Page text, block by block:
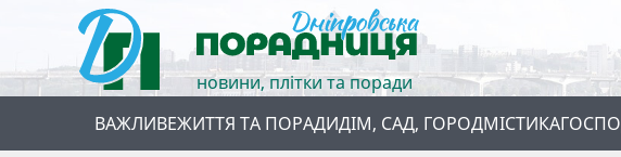
новини, плітки та поради
ВАЖЛИВЕЖИТТЯ ТА ПОРАДИДІМ, САД, ГОРОДМІСТИКА